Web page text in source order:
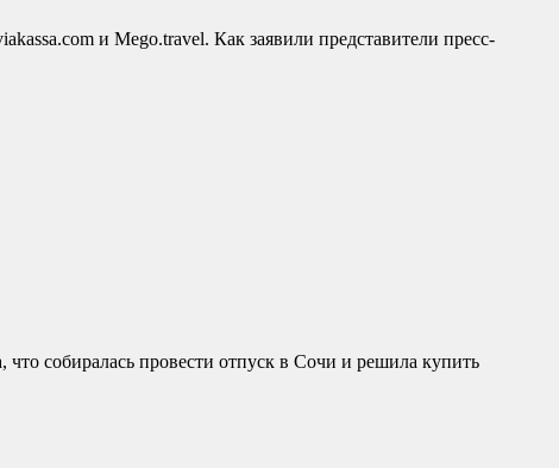
и Mego.travel. Как заявили представители пресс-
собиралась провести отпуск в Сочи и решила купить